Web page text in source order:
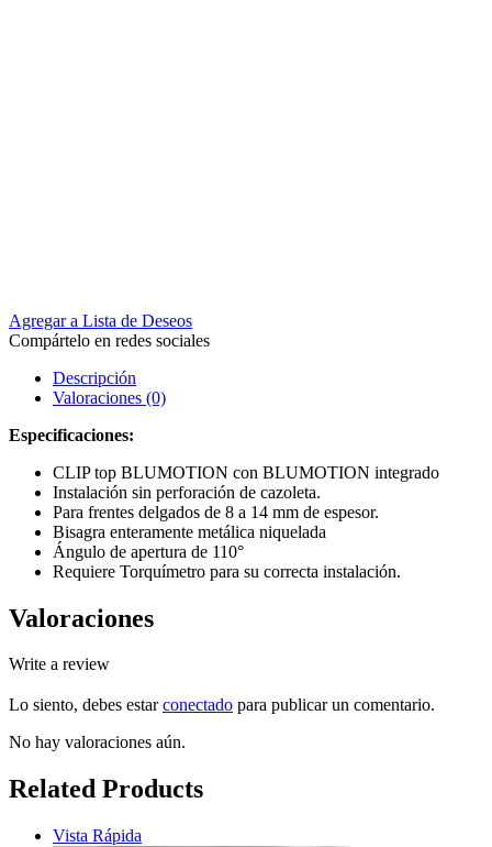
Agregar a Lista de Deseos
Compártelo en redes sociales
Descripción
Valoraciones (0)
Especificaciones:
CLIP top BLUMOTION con BLUMOTION integrado
Instalación sin perforación de cazoleta.
Para frentes delgados de 8 a 14 mm de espesor.
Bisagra enteramente metálica niquelada
Ángulo de apertura de 110°
Requiere Torquímetro para su correcta instalación.
Valoraciones
Write a review
Lo siento, debes estarconectado para publicar un comentario.
No hay valoraciones aún.
Related Products
Vista Rápida